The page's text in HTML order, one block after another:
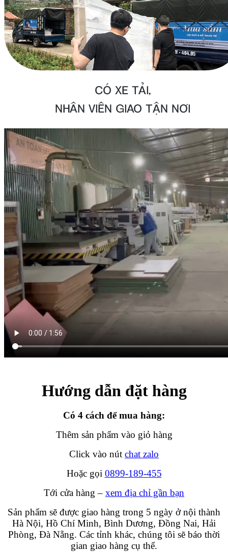
Hướng dẫn đặt hàng
Có 4 cách để mua hàng:
Thêm sản phẩm vào giỏ hàng
Click vào nút chat zalo
Hoặc gọi 0899-189-455
Tới cửa hàng – xem địa chỉ gần bạn
Sản phẩm sẽ được giao hàng trong 5 ngày ở nội thành
Hà Nội, Hồ Chí Minh, Bình Dương, Đồng Nai, Hải
Phòng, Đà Nẵng. Các tỉnh khác, chúng tôi sẽ báo thời
gian giao hàng cụ thể.